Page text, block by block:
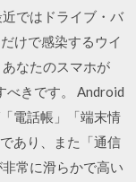
ではドライブ・バ
けで感染するウイ
なたのスマホが
べきです。 Android
電話帳」「端末情
あり、また「通信
常に滑らかで高い